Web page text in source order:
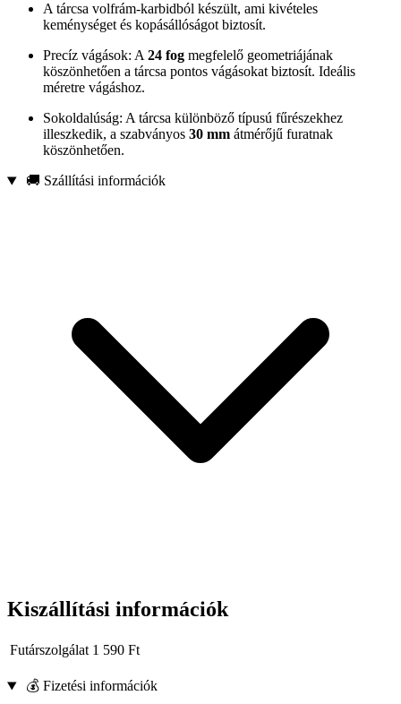
A tárcsa volfrám-karbidból készült, ami kivételes
keménységet és kopásállóságot biztosít.
Precíz vágások: A24 fog megfelelő geometriájának
köszönhetően a tárcsa pontos vágásokat biztosít. Ideális
méretre vágáshoz.
Sokoldalúság: A tárcsa különböző típusú fűrészekhez
illeszkedik, a szabványos 30 mm átmérőjű furatnak
köszönhetően.
🚚 Szállítási információk
Kiszállítási információk
Futárszolgálat 1 590 Ft
💰 Fizetési információk